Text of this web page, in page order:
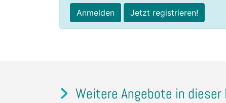
Anmelden Jetzt registrieren!
Weitere Angebote in dieser